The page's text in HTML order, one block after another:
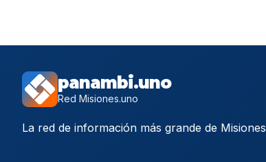
panambi.uno
Red Misiones.uno
La red de información más grande de Misiones